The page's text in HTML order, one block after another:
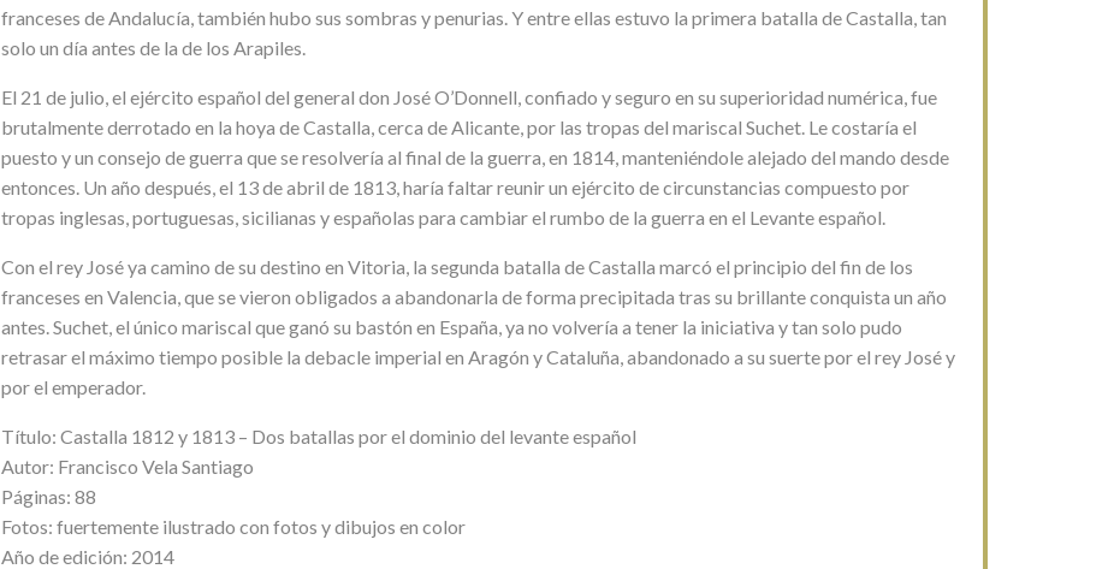
franceses de Andalucía, también hubo sus sombras y penurias. Y entre ellas estuvo la primera batalla de Castalla, tan
solo un día antes de la de los Arapiles.
El 21 de julio, el ejército español del general don José O’Donnell, confiado y seguro en su superioridad numérica, fue
brutalmente derrotado en la hoya de Castalla, cerca de Alicante, por las tropas del mariscal Suchet. Le costaría el
puesto y un consejo de guerra que se resolvería al final de la guerra, en 1814, manteniéndole alejado del mando desde
entonces. Un año después, el 13 de abril de 1813, haría faltar reunir un ejército de circunstancias compuesto por
tropas inglesas, portuguesas, sicilianas y españolas para cambiar el rumbo de la guerra en el Levante español.
Con el rey José ya camino de su destino en Vitoria, la segunda batalla de Castalla marcó el principio del fin de los
franceses en Valencia, que se vieron obligados a abandonarla de forma precipitada tras su brillante conquista un año
antes. Suchet, el único mariscal que ganó su bastón en España, ya no volvería a tener la iniciativa y tan solo pudo
retrasar el máximo tiempo posible la debacle imperial en Aragón y Cataluña, abandonado a su suerte por el rey José y
por el emperador.
Título: Castalla 1812 y 1813 – Dos batallas por el dominio del levante español
Autor: Francisco Vela Santiago
Páginas: 88
Fotos: fuertemente ilustrado con fotos y dibujos en color
Año de edición: 2014